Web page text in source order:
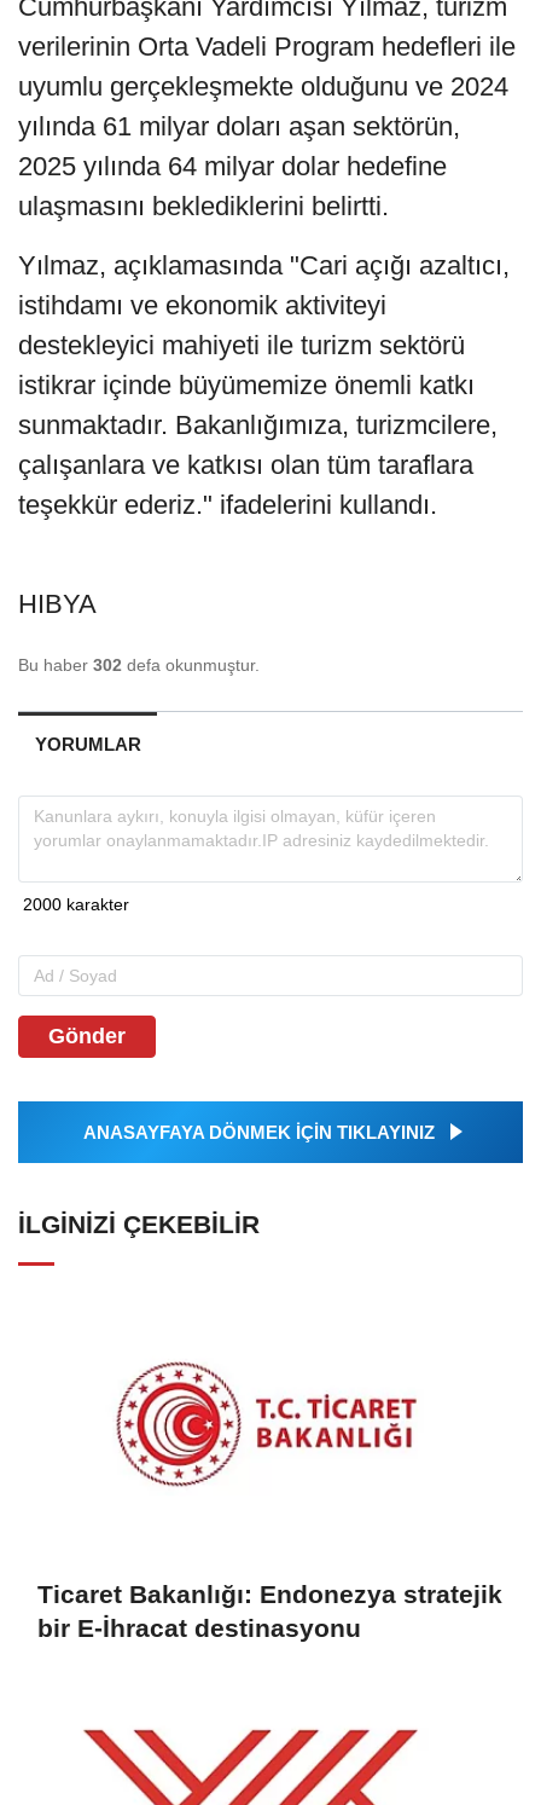
Cumhurbaşkanı Yardımcısı Yılmaz, turizm
verilerinin Orta Vadeli Program hedefleri ile
uyumlu gerçekleşmekte olduğunu ve 2024
yılında 61 milyar doları aşan sektörün,
2025 yılında 64 milyar dolar hedefine
ulaşmasını beklediklerini belirtti.
Yılmaz, açıklamasında "Cari açığı azaltıcı,
istihdamı ve ekonomik aktiviteyi
destekleyici mahiyeti ile turizm sektörü
istikrar içinde büyümemize önemli katkı
sunmaktadır. Bakanlığımıza, turizmcilere,
çalışanlara ve katkısı olan tüm taraflara
teşekkür ederiz." ifadelerini kullandı.
HIBYA
Bu haber 302 defa okunmuştur.
YORUMLAR
Gönder
ANASAYFAYA DÖNMEK İÇİN TIKLAYINIZ
İLGINIZI ÇEKEBILIR
Ticaret Bakanlığı: Endonezya stratejik
bir E-İhracat destinasyonu